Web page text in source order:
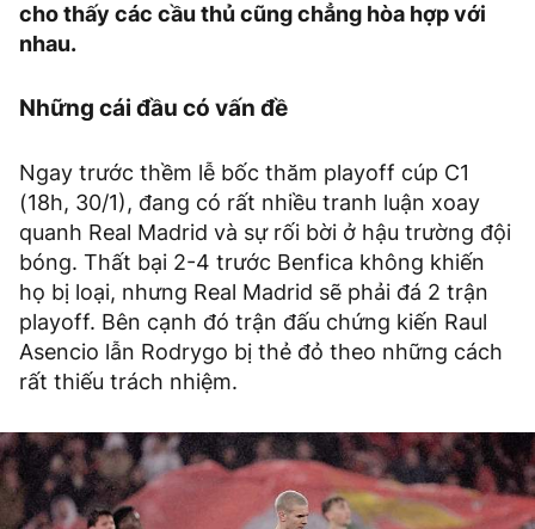
cho thấy các cầu thủ cũng chẳng hòa hợp với
nhau.
Những cái đầu có vấn đề
Ngay trước thềm lễ bốc thăm playoff cúp C1
(18h, 30/1), đang có rất nhiều tranh luận xoay
quanh Real Madrid và sự rối bời ở hậu trường đội
bóng. Thất bại 2-4 trước Benfica không khiến
họ bị loại, nhưng Real Madrid sẽ phải đá 2 trận
playoff. Bên cạnh đó trận đấu chứng kiến Raul
Asencio lẫn Rodrygo bị thẻ đỏ theo những cách
rất thiếu trách nhiệm.